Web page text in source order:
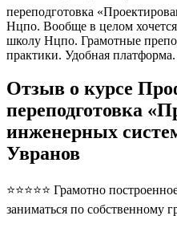
переподготовка
Нцпо. Вообще в целом хочется
школу Нцпо. Грамотные
практики. Удобная
Отзыв о курсе
переподготовка
инженерных
Увранов
⭐⭐⭐⭐⭐ Грамотно
заниматься по собственному